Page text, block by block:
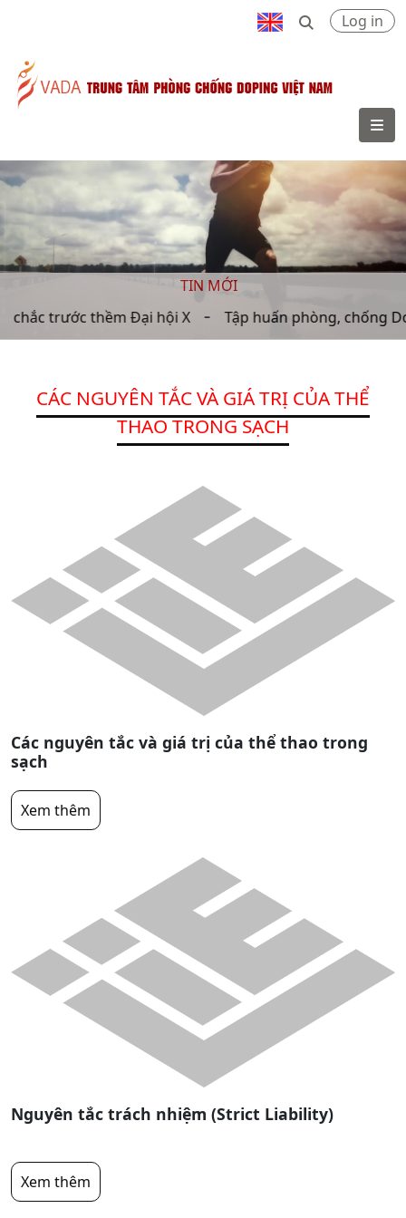
Log in
VADA
TIN MỚI
trước thềm Đại hội X
Tập huấn phòng, chống
CÁC NGUYÊN TẮC VÀ GIÁ TRỊ CỦA THỂ
THAO TRONG SẠCH
Các nguyên tắc và giá trị của thể thao trong
sạch
Xem thêm
Nguyên tắc trách nhiệm (Strict Liability)
Xem thêm